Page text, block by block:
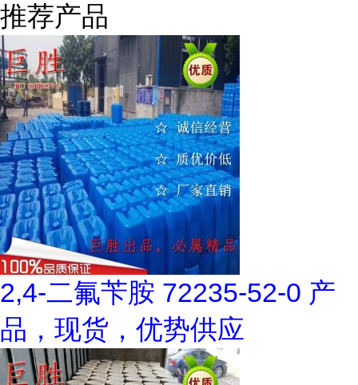
推荐产品
2,4-二氟苄胺 72235-52-0 产
品，现货，优势供应